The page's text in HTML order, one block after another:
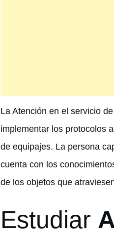
La Atención en el servicio
implementar los protocolos
de equipajes. La persona
cuenta con los
de los objetos que
Estudiar